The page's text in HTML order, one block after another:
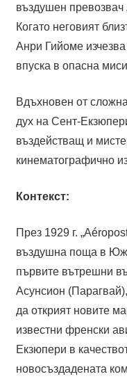
въздушен превозвач
Когато неговият
Анри Гийоме
впуска в опасна
Вдъхновен от
дух на Сент-
въздействащ и
кинематографично
Контекст:
През 1929 г.
въздушна поща в
първите вътрешни
Асунсион
да открият новите
известни френски
Екзюпери в
новосъздадената